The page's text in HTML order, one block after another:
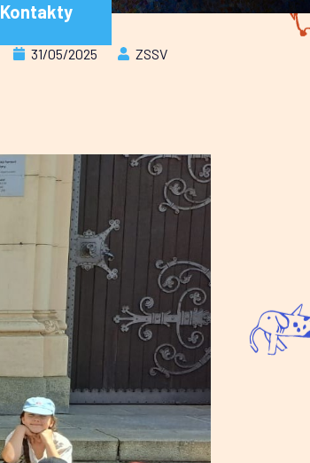
Kontakty
31/05/2025 ZSSV